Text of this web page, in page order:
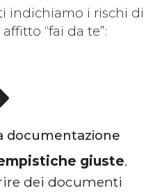
indichiamo i rischi di
“fai da te”:
documentazione
giuste.
dei documenti